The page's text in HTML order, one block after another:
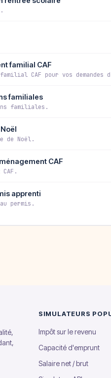
familial CAF
CAF pour vos
familiales
familiales.
de Noël.
CAF
CAF.
apprenti
permis.
SIMULATEURS
Impôt sur le revenu
Capacité d'emprunt
Salaire net / brut